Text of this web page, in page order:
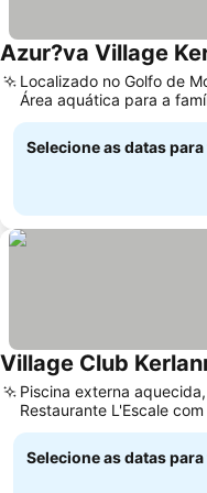
Azur?va Village
Localizado no Golfo de
Área aquática para a
Selecione as datas
Village Club
Piscina externa aquecida,
Restaurante L'Escale
de qualidade
Selecione as datas